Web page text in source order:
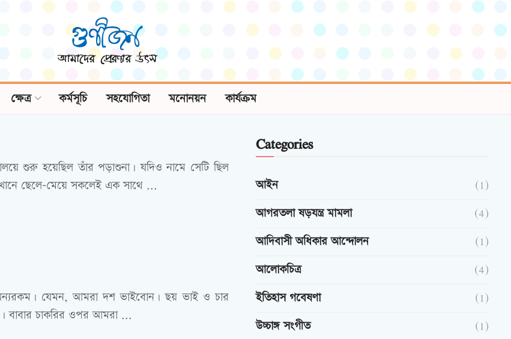
ক্ষেত্র কর্মসূচি সহযোগিতা মনোনয়ন কার্যক্রম
শুরু হয়েছিল তাঁর পড়াশুনা। যদিও নামে সেটি ছিল
ছেলে-মেয়ে সকলেই এক সাথে ...
যেমন, আমরা দশ ভাইবোন। ছয় ভাই ও চার
বাবার চাকরির ওপর আমরা ...
Categories
আইন
(1)
আগরতলা ষড়যন্ত্র মামলা
(4)
আদিবাসী অধিকার আন্দোলন
(1)
আলোকচিত্র
(4)
ইতিহাস গবেষণা
(1)
উচ্চাঙ্গ সংগীত
(1)